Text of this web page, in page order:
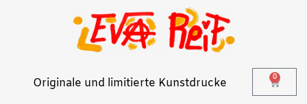
Originale und limitierte Kunstdrucke 0